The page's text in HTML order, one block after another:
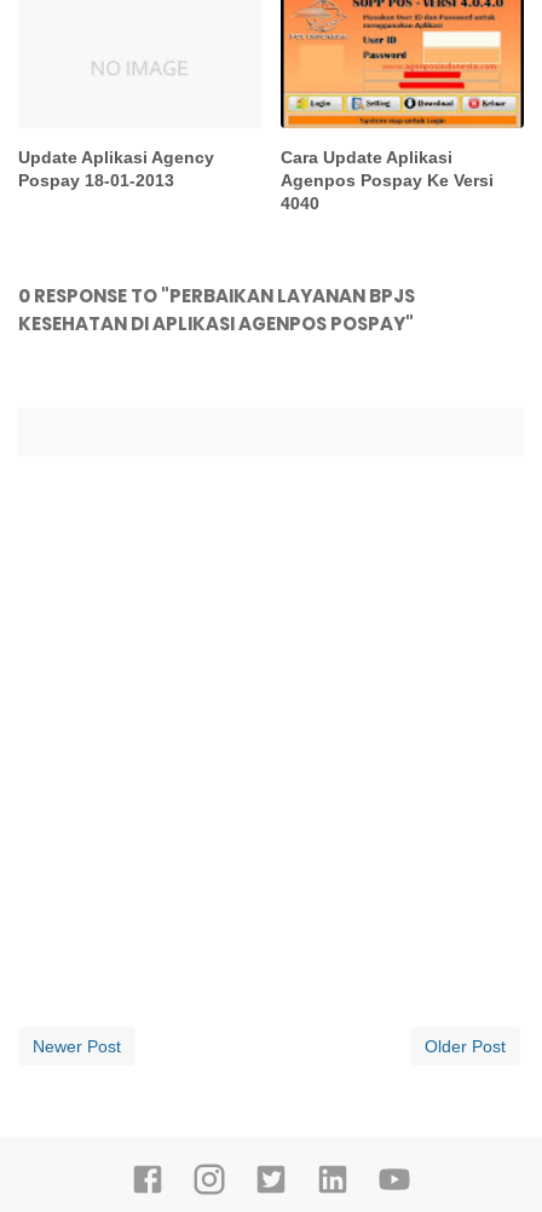
Update Aplikasi Agency
Pospay 18-01-2013
Cara Update Aplikasi
Agenpos Pospay Ke Versi
4040
0 RESPONSE TO "PERBAIKAN LAYANAN BPJS
KESEHATAN DI APLIKASI AGENPOS POSPAY"
Newer Post Older Post